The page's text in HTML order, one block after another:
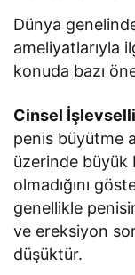
Dünya
ameliyatlarıyla
konuda bazı
Cinsel
penis büyütme
üzerinde büyük
olmadığını
genellikle
ve ereksiyon
düşüktür.